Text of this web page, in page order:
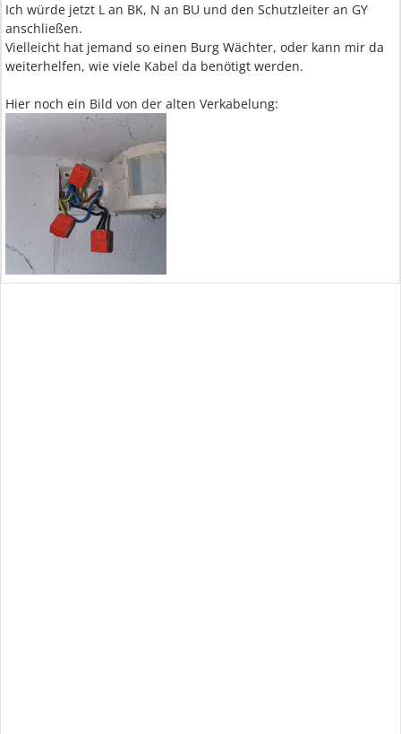
Ich würde jetzt L an BK, N an BU und den Schutzleiter an GY
anschließen.
Vielleicht hat jemand so einen Burg Wächter, oder kann mir da
weiterhelfen, wie viele Kabel da benötigt werden.
Hier noch ein Bild von der alten Verkabelung: